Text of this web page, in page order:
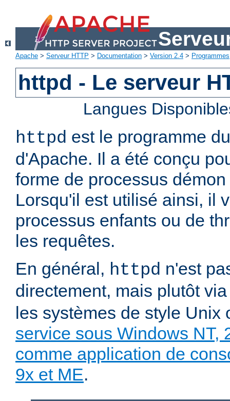
Apache > Serveur HTTP > Documentation > Version 2.4 > Programmes
httpd - Le serveur
Langues
httpd est le programme
d'Apache. Il a été conçu
forme de processus
Lorsqu'il est utilisé ainsi, il
processus enfants ou de
les requêtes.
En général, httpd n'est
directement, mais plutôt
les systèmes de style Unix
service sous Windows NT,
comme application de
9x et ME.